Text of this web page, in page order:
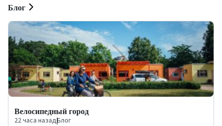
Блог
Велосипедный город
22 часа назад|Блог